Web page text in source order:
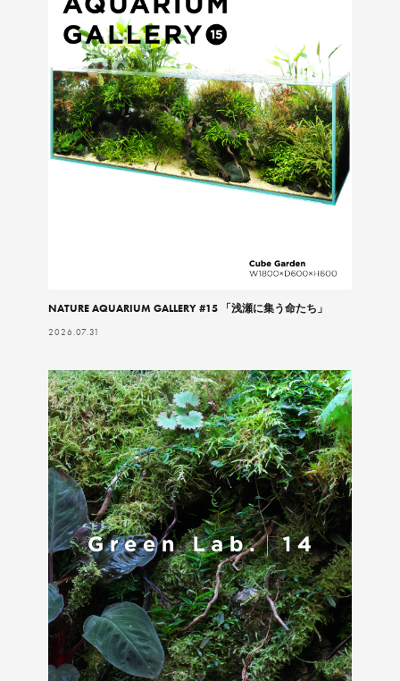
NATURE AQUARIUM GALLERY #15 「浅瀬に集う命たち」
2026.07.31